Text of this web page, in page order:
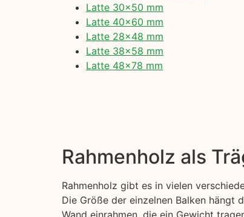
Latte 30×50 mm
Latte 40×60 mm
Latte 28×48 mm
Latte 38×58 mm
Latte 48×78 mm
Rahmenholz als
Rahmenholz gibt es in vielen
Die Größe der einzelnen Balken hängt
Wand einrahmen, die ein Gewicht